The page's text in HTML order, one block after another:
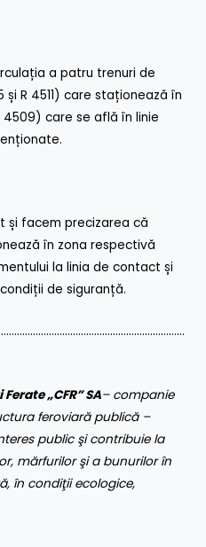
a patru trenuri de
și R 4511) care staționează în
care se află în linie
și facem precizarea că
în zona respectivă
la linia de contact și
de siguranță.
„CFR” SA– companie
feroviară publică –
public şi contribuie la
mărfurilor şi a bunurilor în
în condiţii ecologice,